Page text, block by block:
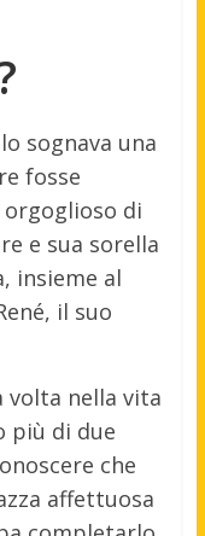
sognava una
fosse
orgoglioso di
e sua sorella
insieme al
il suo
volta nella vita
più di due
che
affettuosa